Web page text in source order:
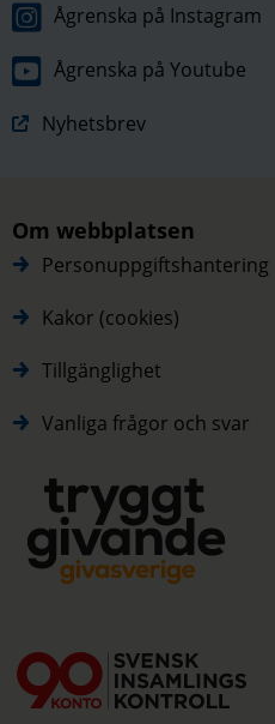
Ågrenska på Instagram
Ågrenska på Youtube
Nyhetsbrev
Om webbplatsen
Personuppgiftshantering
Kakor (cookies)
Tillgänglighet
Vanliga frågor och svar